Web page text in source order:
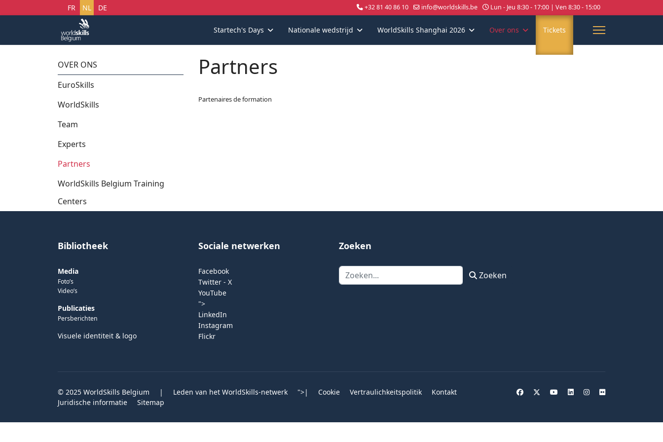
Selecteer uw taal
FR NL DE +32 81 40 86 10 info@worldskills.be Lun - Jeu 8:30 - 17:00 | Ven 8:30 - 15:00
Startech's Days Nationale wedstrijd WorldSkills Shanghai 2026 Over ons Tickets
OVER ONS
EuroSkills
WorldSkills
Team
Experts
Partners
WorldSkills Belgium Training
Centers
Partners
Partenaires de formation
Bibliotheek
Media
Foto’s
Video’s
Publicaties
Persberichten
Visuele identiteit & logo
Sociale netwerken
Facebook
Twitter - X
YouTube
">
LinkedIn
Instagram
Flickr
Zoeken
Zoeken Zoeken
© 2025 WorldSkills Belgium | Leden van het WorldSkills-netwerk ">| Cookie Vertraulichkeitspolitik
Kontakt
Juridische informatie
Sitemap